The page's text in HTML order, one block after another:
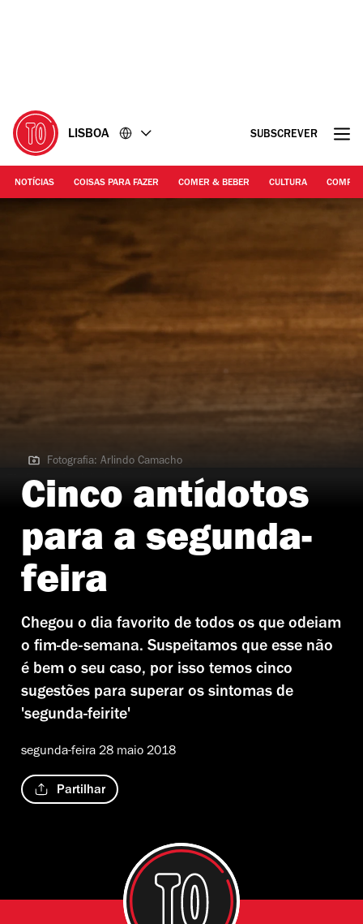
LISBOA SUBSCREVER
NOTÍCIAS COISAS PARA FAZER COMER & BEBER CULTURA
Fotografia: Arlindo Camacho
Fotografia: Arlindo Camacho
Cinco antídotos
para a segunda-
feira
Chegou o dia favorito de todos os que odeiam
o fim-de-semana. Suspeitamos que esse não
é bem o seu caso, por isso temos cinco
sugestões para superar os sintomas de
'segunda-feirite'
segunda-feira 28 maio 2018
Partilhar